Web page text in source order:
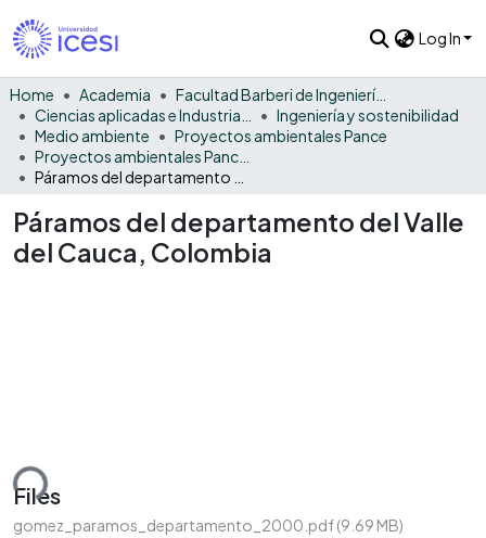
Log In
Home Academia
Facultad Barberi de Ingeniería, Diseño y Ciencias Aplicadas
Ingeniería y sostenibilidad
Medio ambiente
Proyectos ambientales Pance
Páramos del departamento del Valle
del Cauca, Colombia
Files
gomez_paramos_departamento_2000.pdf(9.69 MB)